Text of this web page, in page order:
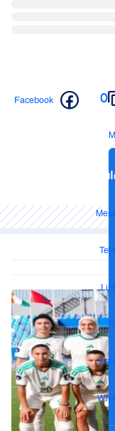
0
Facebook
الاجتماعي